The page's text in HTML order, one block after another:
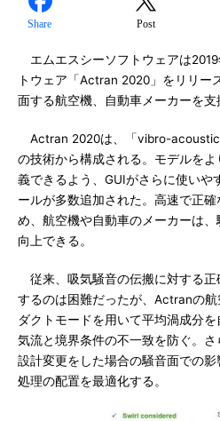
Share Post
エムエスシーソフトウェアは
トウェア「Actran 2020」をリリー
面する航空機、自動車メーカーを支
Actran 2020は、「vibro-
の技術から構成される。モデルを
義できるよう、GUIがさらに使いや
ールが多数追加された。高速で正
め、航空機や自動車のメーカーは
向上できる。
従来、吸気騒音の伝搬に対する
するのは困難だったが、Actranの
ダクトモードを用いて平均渦成分
気流と境界条件の不一致を防ぐ。
設計変更をした場合の騒音面での
処理の配置を最適化する。